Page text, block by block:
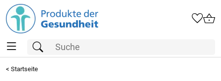
< Startseite